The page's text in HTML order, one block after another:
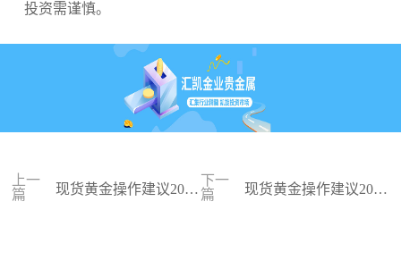
投资需谨慎。
上一
篇
现货黄金操作建议2024
下一
篇
现货黄金操作建议2024